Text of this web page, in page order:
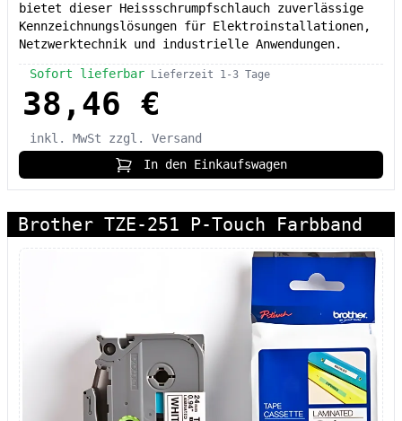
bietet dieser Heissschrumpfschlauch zuverlässige
Kennzeichnungslösungen für Elektroinstallationen,
Netzwerktechnik und industrielle Anwendungen.
Sofort lieferbar Lieferzeit 1-3 Tage
38,46 €
inkl. MwSt
zzgl. Versand
In den Einkaufswagen
Brother TZE-251 P-Touch Farbband